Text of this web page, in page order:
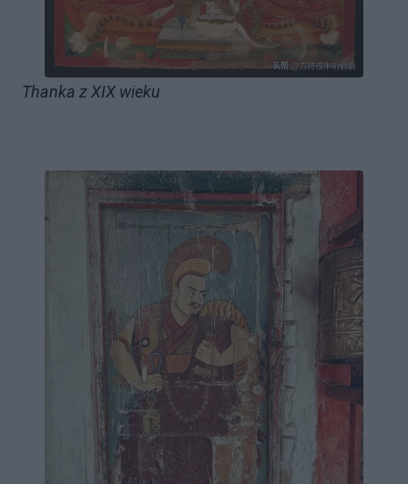
Thanka z XIX wieku